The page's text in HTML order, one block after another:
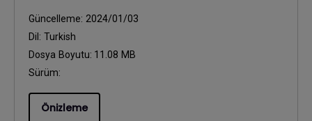
Güncelleme: 2024/01/03
Dil: Turkish
Dosya Boyutu: 11.08 MB
Sürüm:
Önizleme